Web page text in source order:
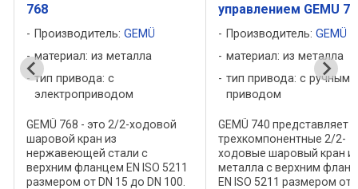
768
Производитель: GEMÜ
материал: из металла
тип привода: с
электроприводом
GEMÜ 768 - это 2/2-ходовой
шаровой кран из
нержавеющей стали с
верхним фланцем EN ISO 5211
размером от DN 15 до DN 100.
управлением GEMU
Производитель: GEMÜ
материал: из металла
тип привода: с ручным
приводом
GEMÜ 740 представляет
трехкомпонентные 2/2-
ходовые шаровый кран
металла с верхним
EN ISO 5211 размером от